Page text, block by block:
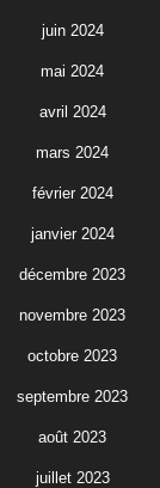
juin 2024
mai 2024
avril 2024
mars 2024
février 2024
janvier 2024
décembre 2023
novembre 2023
octobre 2023
septembre 2023
août 2023
juillet 2023